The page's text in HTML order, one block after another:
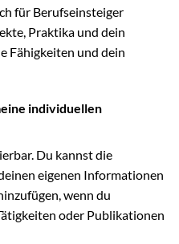
für Berufseinsteiger
Praktika und dein
Fähigkeiten und dein
individuellen
Du kannst die
eigenen Informationen
wenn du
oder Publikationen